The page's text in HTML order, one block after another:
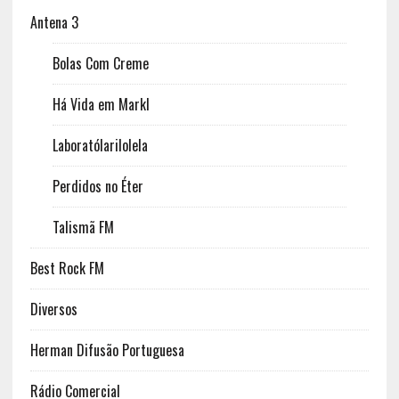
Antena 3
Bolas Com Creme
Há Vida em Markl
Laboratólarilolela
Perdidos no Éter
Talismã FM
Best Rock FM
Diversos
Herman Difusão Portuguesa
Rádio Comercial